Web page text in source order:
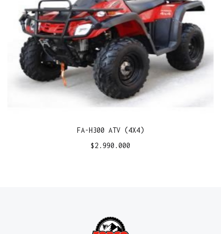
FA-H300 ATV (4X4)
$2.990.000